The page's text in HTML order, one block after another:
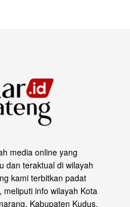
media online yang
dan teraktual di wilayah
kami terbitkan padat
info wilayah Kota
Kabupaten Kudus,